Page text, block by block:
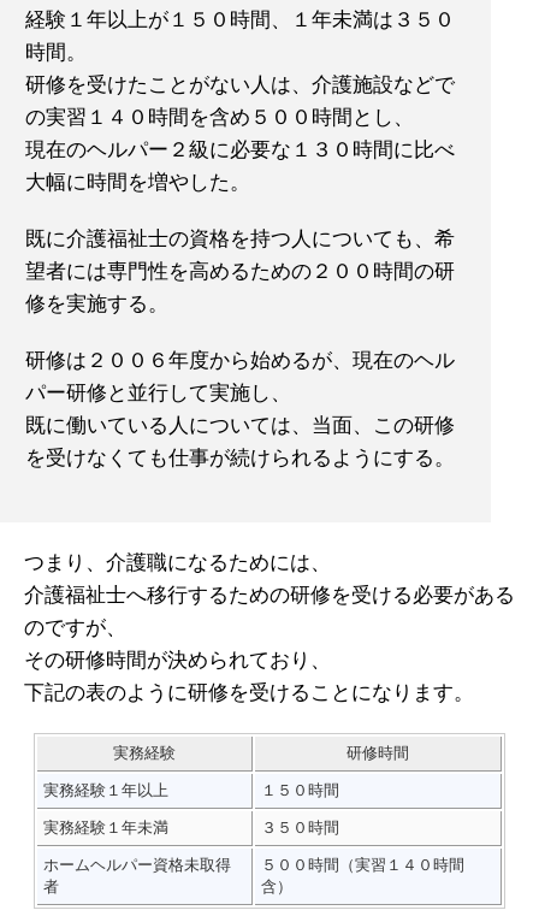
経験１年以上が１５０時間、１年未満は３５０
時間。
研修を受けたことがない人は、介護施設などで
の実習１４０時間を含め５００時間とし、
現在のヘルパー２級に必要な１３０時間に比べ
大幅に時間を増やした。
既に介護福祉士の資格を持つ人についても、希
望者には専門性を高めるための２００時間の研
修を実施する。
研修は２００６年度から始めるが、現在のヘル
パー研修と並行して実施し、
既に働いている人については、当面、この研修
を受けなくても仕事が続けられるようにする。
つまり、介護職になるためには、
介護福祉士へ移行するための研修を受ける必要がある
のですが、
その研修時間が決められており、
下記の表のように研修を受けることになります。
実務経験 研修時間
実務経験１年以上 １５０時間
実務経験１年未満 ３５０時間
ホームヘルパー資格未取得
者
５００時間（実習１４０時間
含）